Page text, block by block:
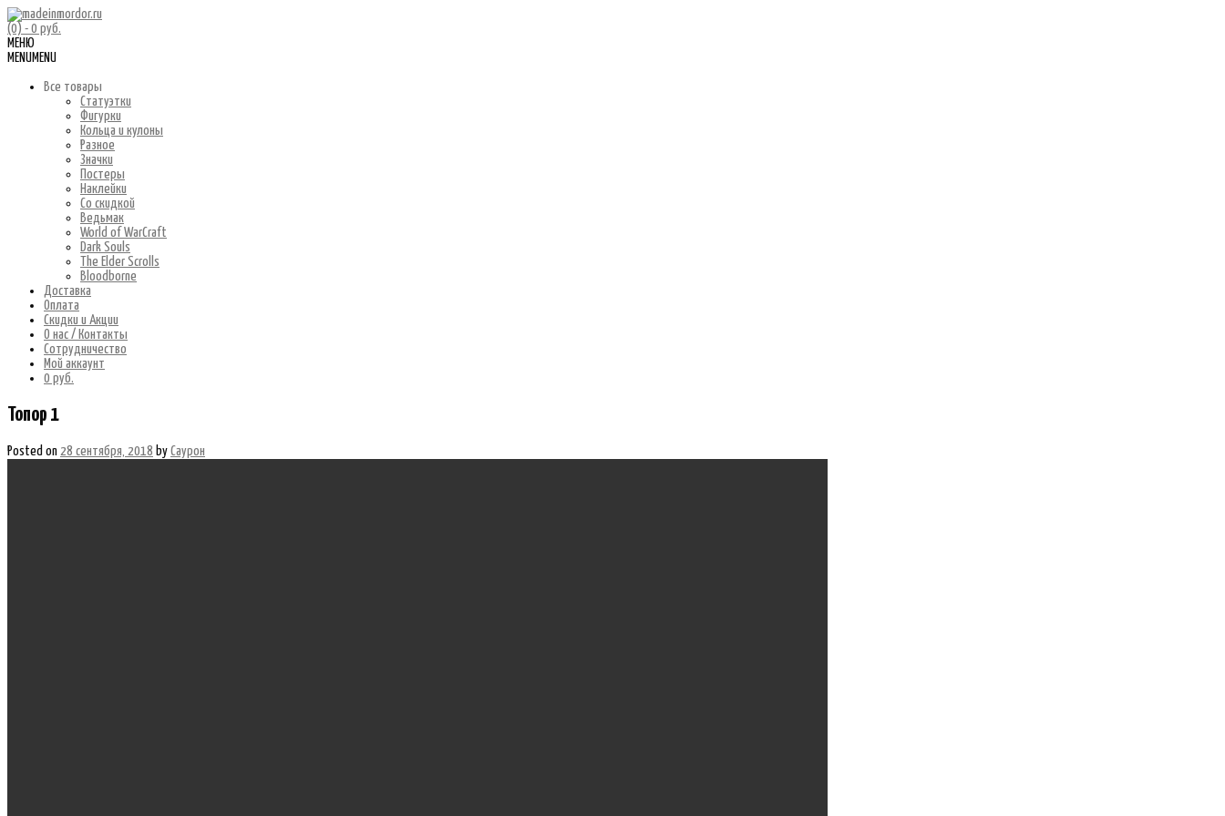
(0) - 0 руб.
МЕНЮ
MENU MENU
Все товары
Статуэтки
Фигурки
Кольца и кулоны
Разное
Значки
Постеры
Наклейки
Со скидкой
Ведьмак
World of WarCraft
Dark Souls
The Elder Scrolls
Bloodborne
Доставка
Оплата
Скидки и Акции
О нас / Контакты
Сотрудничество
Мой аккаунт
0 руб.
Топор 1
Posted on 28 сентября, 2018 by Саурон